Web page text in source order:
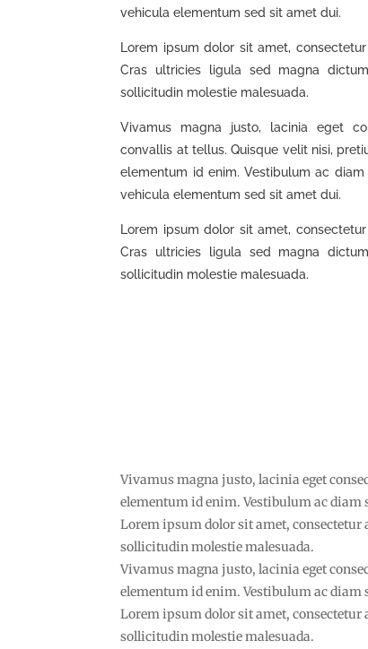
vehicula elementum sed sit amet dui.
Lorem ipsum dolor sit amet,
Cras ultricies ligula sed magna
sollicitudin molestie malesuada.
Vivamus magna justo, lacinia eget
convallis at tellus. Quisque velit nisi,
elementum id enim. Vestibulum ac
vehicula elementum sed sit amet dui.
Lorem ipsum dolor sit amet,
Cras ultricies ligula sed magna
sollicitudin molestie malesuada.
Vivamus magna justo, lacinia eget
elementum id enim. Vestibulum ac
Lorem ipsum dolor sit amet,
sollicitudin molestie malesuada.
Vivamus magna justo, lacinia eget
elementum id enim. Vestibulum ac
Lorem ipsum dolor sit amet,
sollicitudin molestie malesuada.